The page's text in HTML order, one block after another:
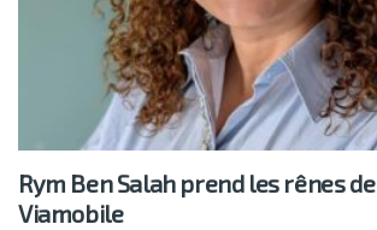
Rym Ben Salah prend les rênes de
Viamobile